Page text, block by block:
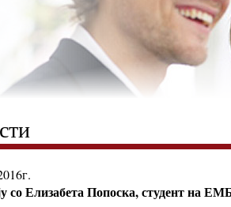
со Елизабета Попоска, студент на